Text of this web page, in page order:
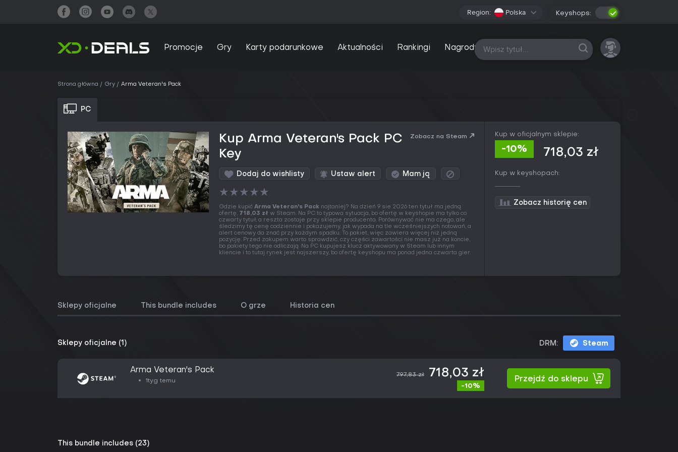
Region: Polska Keyshops:
Promocje Gry Karty podarunkowe Aktualności Rankingi Nagrody Wszystkie platformy
Strona główna Gry Arma Veteran's Pack
PC
Kup Arma Veteran's Pack PC
Key
Zobacz na Steam
Dodaj do wishlisty Ustaw alert Mam ją
★★★★★
Gdzie kupić Arma Veteran's Pack najtaniej? Na dzień 9 sie 2026 ten tytuł ma jedną
ofertę, 718,03 zł w Steam. Na PC to typowa sytuacja, bo ofertę w keyshopie ma tylko co
czwarty tytuł, a reszta zostaje przy sklepie producenta. Porównywać nie ma czego, ale
śledzimy tę cenę codziennie i pokazujemy, jak wypada na tle wcześniejszych notowań, a
alert cenowy da znać przy każdym spadku. To pakiet, więc zawiera więcej niż jedną
pozycję. Przed zakupem warto sprawdzić, czy części zawartości nie masz już na koncie,
bo pakiety tego nie odliczają. Na PC kupujesz klucz aktywowany w Steam lub innym
kliencie i to tutaj rynek jest najszerszy, bo ofertę keyshopu ma ponad jedna czwarta gier.
Kup w oficjalnym sklepie:
-10% 718,03 zł
Kup w keyshopach:
Zobacz historię cen
Sklepy oficjalne This bundle includes O grze Historia cen
Sklepy oficjalne (1) DRM: Steam
Arma Veteran's Pack
1tyg temu
797,83 zł 718,03 zł
-10%
Przejdź do sklepu
This bundle includes (23)